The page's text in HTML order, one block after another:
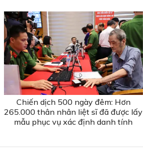
Chiến dịch 500 ngày đêm: Hơn
265.000 thân nhân liệt sĩ đã được lấy
mẫu phục vụ xác định danh tính